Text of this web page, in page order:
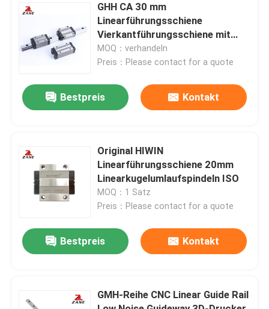
Über uns
Qualitätskontrolle
Kontakt
Nachrichten
Alle Fälle
Linearer Führer
GHH CA 30 mm
Linearführungsschiene
Vierkantführungsschiene mit
Blockgleiter
MOQ：verhandeln
Preis：Please contact for a quote
Bestpreis Kontakt
Original HIWIN
Linearführungsschiene 20mm
Linearkugelumlaufspindeln ISO
MOQ：1 Satz
Preis：Please contact for a quote
Bestpreis Kontakt
GMH-Reihe CNC Linear Guide Rail